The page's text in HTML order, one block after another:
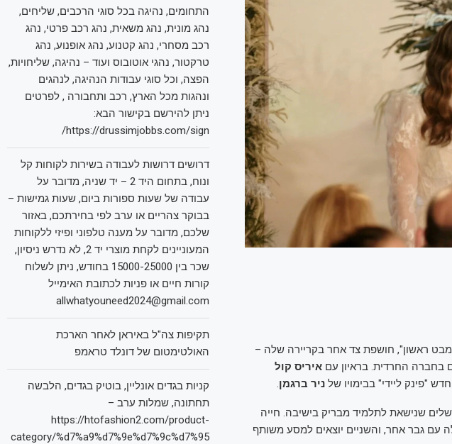
ראשון", חושפת צד אחר בקריירה שלה –
בחברה החרדית. בראיון עם איריס קול
ניר ברגמן
שנישאת לתלמיד מבריק בישיבה. חייה
גבר אחר, והשניים יוצאים למסע משותף
התחומים, נהיגה בכל סוגי הרכבים, שליחים,
נהג מונית, נהג משאית, נהג רכב פרטי, נהג
רכב מסחרי, נהג קטנוע, נהג אופנוע, נהג
טרקטור, נהגי אוטובוס ועוד – נהיגה, שליחויות,
הפצה, וכל סוגי עבודות הנהיגה, לנהגים
ונהגות מכל הארץ, רכב ותחבורה , לפרטים
ניתן להירשם בקישור הבא:
https://drussimjobbs.com/sign/
דרושים דרושות לעבודה בשירות לקוחות קל
ונוח, בתחום היד 2 – יד שניה, מדובר על
עבודה של שעות ספורות ביום, שעות גמישות –
בבוקר צהריים או ערב לפי בחירתכם, באזור
שלכם, מדובר על מענה טלפוני ופיזי ללקוחות
המעוניינים לקחת מוצרי יד 2, לא נדרש ניסיון,
שכר בין 15000-25000 בחודש, ניתן לשלוח
קורות חיים או פניות לכתובת האימייל
allwhatyouneed2024@gmail.com
תקיפות צה"ל באיראן לאחר הארכת
האולטימטום של דונלד טראמפ
קניות בגדים אונליין, בוטיק בגדים, הלבשה
תחתונה, שמלות ערב –
https://htofashion2.com/product-
category/%d7%a9%d7%9e%d7%9c%d7%95